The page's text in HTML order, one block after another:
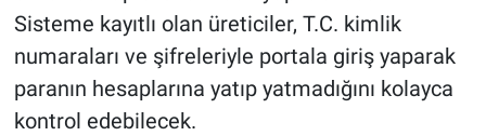
Sisteme kayıtlı olan üreticiler, T.C. kimlik
numaraları ve şifreleriyle portala giriş yaparak
paranın hesaplarına yatıp yatmadığını kolayca
kontrol edebilecek.